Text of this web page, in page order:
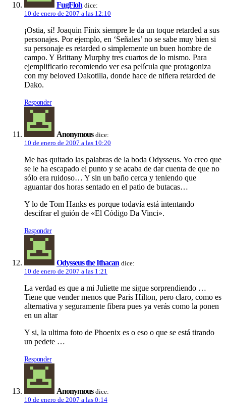
FugFloh dice:
10 de enero de 2007 a las 12:10
¡Ostia, sí­! Joaquin Fí­nix siempre le da un toque retarded a sus
personajes. Por ejemplo, en ‘Señales’ no se sabe muy bien si
su personaje es retarded o simplemente un buen hombre de
campo. Y Brittany Murphy tres cuartos de lo mismo. Para
ejemplificarlo recomiendo ver esa pelí­cula que protagoniza
con my beloved Dakotilla, donde hace de niñera retarded de
Dako.
Responder
Anonymous dice:
10 de enero de 2007 a las 10:20
Me has quitado las palabras de la boda Odysseus. Yo creo que
se le ha escapado el punto y se acaba de dar cuenta de que no
sólo era ruidoso… Y sin un baño cerca y teniendo que
aguantar dos horas sentado en el patio de butacas…
Y lo de Tom Hanks es porque todaví­a está intentando
descifrar el guión de «El Código Da Vinci».
Responder
Odysseus the Ithacan dice:
10 de enero de 2007 a las 1:21
La verdad es que a mi Juliette me sigue sorprendiendo …
Tiene que vender menos que Paris Hilton, pero claro, como es
alternativa y seguramente fibera pues ya verás como la ponen
en un altar
Y si, la ultima foto de Phoenix es o eso o que se está tirando
un pedete …
Responder
Anonymous dice:
10 de enero de 2007 a las 0:14